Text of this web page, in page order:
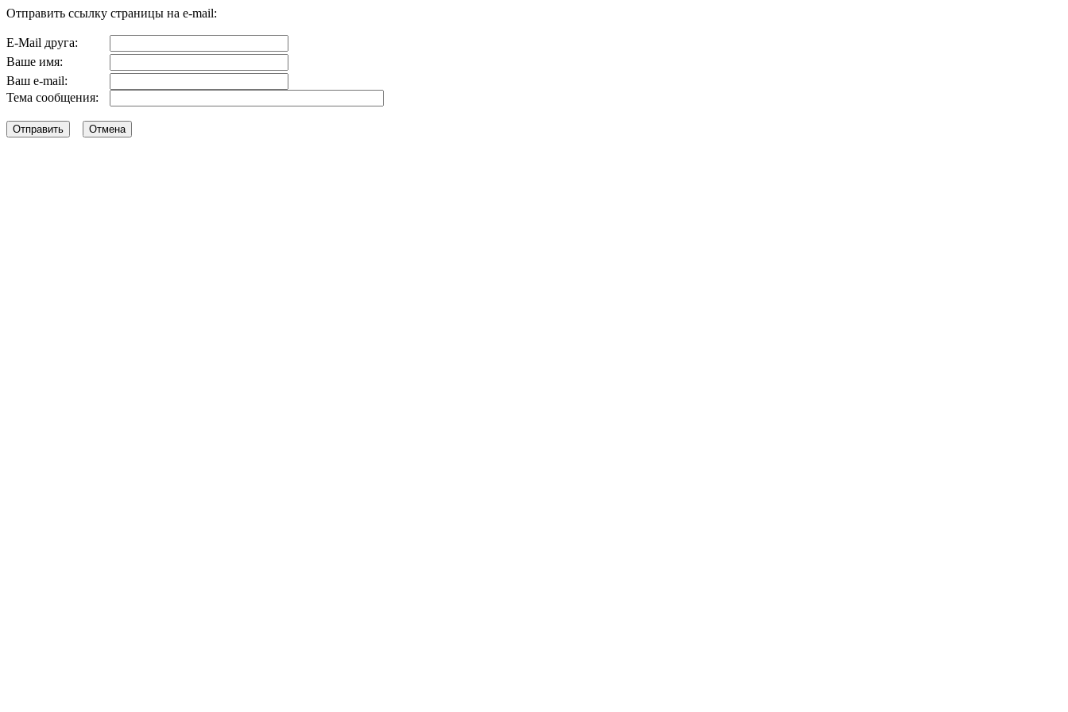
Отправить ссылку страницы на e-mail:
E-Mail друга:
Ваше имя:
Ваш e-mail:
Тема сообщения: